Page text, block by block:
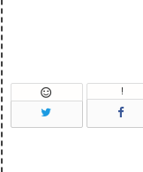
 !